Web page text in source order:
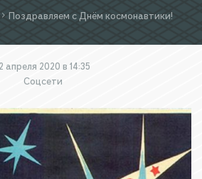
МАГАЗИН
Поздравляем с Днём космонавтики!
апреля 2020 в 14:35
Соцсети